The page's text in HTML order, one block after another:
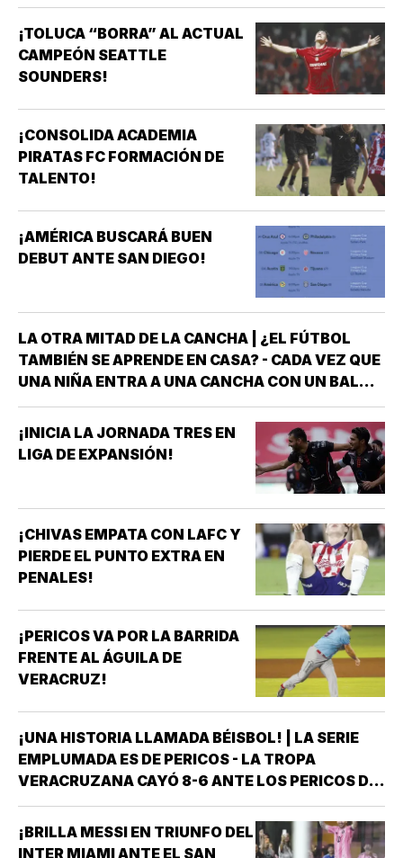
¡TOLUCA “BORRA” AL ACTUAL
CAMPEÓN SEATTLE
SOUNDERS!
¡CONSOLIDA ACADEMIA
PIRATAS FC FORMACIÓN DE
TALENTO!
¡AMÉRICA BUSCARÁ BUEN
DEBUT ANTE SAN DIEGO!
LA OTRA MITAD DE LA CANCHA | ¿EL FÚTBOL
TAMBIÉN SE APRENDE EN CASA? - CADA VEZ QUE
UNA NIÑA ENTRA A UNA CANCHA CON UN BALÓN
BAJO EL BRAZO, NO LLEGA SOLA *DETRÁS DE
ELLA SIEMPRE HAY ALGUIEN QUE LA LLEVÓ AL
ENTRENAMIENTO, QUE HIZO EL ESFUERZO…
¡INICIA LA JORNADA TRES EN
LIGA DE EXPANSIÓN!
¡CHIVAS EMPATA CON LAFC Y
PIERDE EL PUNTO EXTRA EN
PENALES!
¡PERICOS VA POR LA BARRIDA
FRENTE AL ÁGUILA DE
VERACRUZ!
¡UNA HISTORIA LLAMADA BÉISBOL! | LA SERIE
EMPLUMADA ES DE PERICOS - LA TROPA
VERACRUZANA CAYÓ 8-6 ANTE LOS PERICOS DE
PUEBLA EN EL SEGUNDO JUEGO DE LA ÚLTIMA
SERIE DE LA TEMPORADA REGULAR EN EL
ESTADIO HERMANOS SERDÁN, CON LO QUE LOS
¡BRILLA MESSI EN TRIUNFO DEL
INTER MIAMI ANTE EL SAN